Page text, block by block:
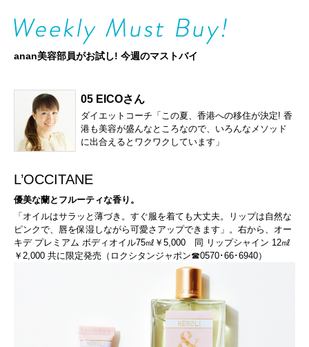
anan美容部員がお試し! 今週のマストバイ
05 EICOさん
ダイエットコーチ「この夏、香港への移住が決定! 香
港も美容が盛んなところなので、いろんなメソッド
に出合えるとワクワクしています」
L’OCCITANE
優美な蘭とフルーティな香り。
「オイルはサラッと薄づき。すぐ服を着ても大丈夫。リップは自然な
ピンクで、唇を保湿しながら可愛さアップできます」。右から、オー
キデ プレミアム ボディオイル75㎖￥5,000 同 リップシャイン 12㎖
￥2,000 共に限定発売（ロクシタンジャポン☎0570･66･6940）